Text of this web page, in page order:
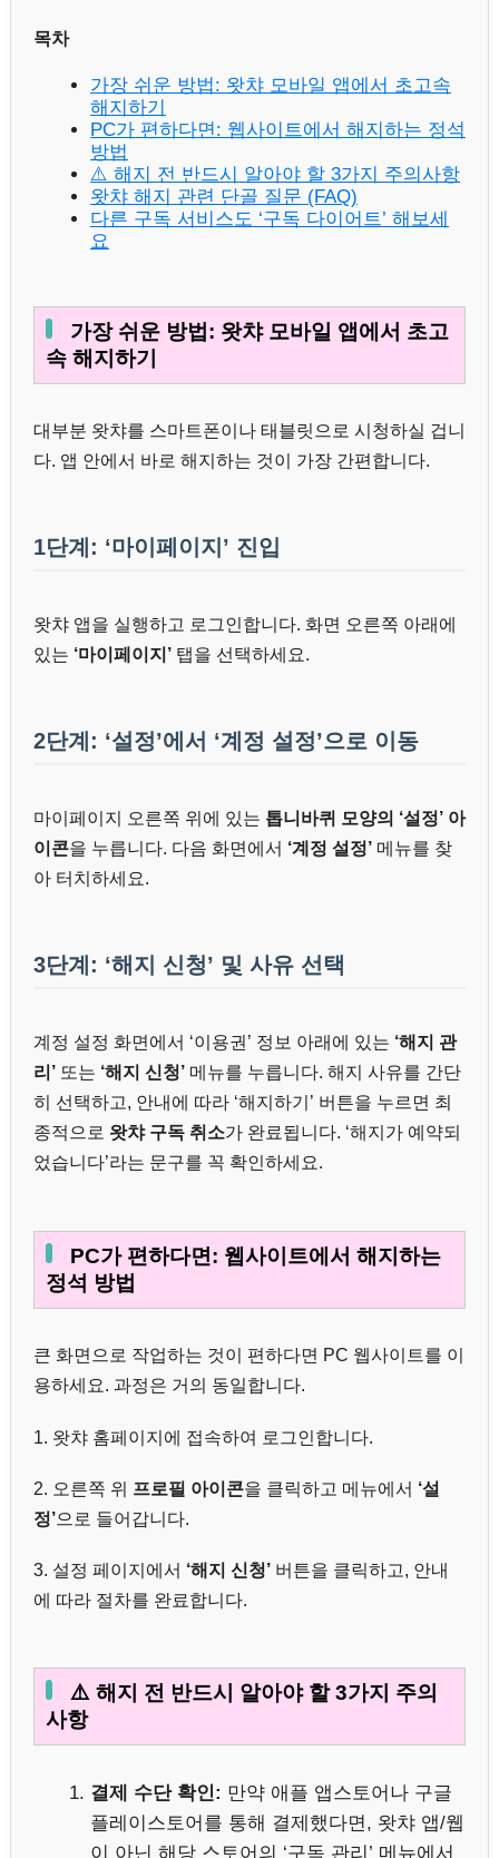
목차
가장 쉬운 방법: 왓챠 모바일 앱에서 초고속
해지하기
PC가 편하다면: 웹사이트에서 해지하는 정석
방법
⚠️ 해지 전 반드시 알아야 할 3가지 주의사항
왓챠 해지 관련 단골 질문 (FAQ)
다른 구독 서비스도 ‘구독 다이어트’ 해보세
요
가장 쉬운 방법: 왓챠 모바일 앱에서 초고
속 해지하기
대부분 왓챠를 스마트폰이나 태블릿으로 시청하실 겁니
다. 앱 안에서 바로 해지하는 것이 가장 간편합니다.
1단계: ‘마이페이지’ 진입
왓챠 앱을 실행하고 로그인합니다. 화면 오른쪽 아래에
있는 ‘마이페이지’ 탭을 선택하세요.
2단계: ‘설정’에서 ‘계정 설정’으로 이동
마이페이지 오른쪽 위에 있는 톱니바퀴 모양의 ‘설정’ 아
이콘을 누릅니다. 다음 화면에서 ‘계정 설정’ 메뉴를 찾
아 터치하세요.
3단계: ‘해지 신청’ 및 사유 선택
계정 설정 화면에서 ‘이용권’ 정보 아래에 있는 ‘해지 관
리’ 또는 ‘해지 신청’ 메뉴를 누릅니다. 해지 사유를 간단
히 선택하고, 안내에 따라 ‘해지하기’ 버튼을 누르면 최
종적으로 왓챠 구독 취소가 완료됩니다. ‘해지가 예약되
었습니다’라는 문구를 꼭 확인하세요.
PC가 편하다면: 웹사이트에서 해지하는
정석 방법
큰 화면으로 작업하는 것이 편하다면 PC 웹사이트를 이
용하세요. 과정은 거의 동일합니다.
1. 왓챠 홈페이지에 접속하여 로그인합니다.
2. 오른쪽 위 프로필 아이콘을 클릭하고 메뉴에서 ‘설
정’으로 들어갑니다.
3. 설정 페이지에서 ‘해지 신청’ 버튼을 클릭하고, 안내
에 따라 절차를 완료합니다.
⚠️ 해지 전 반드시 알아야 할 3가지 주의
사항
결제 수단 확인: 만약 애플 앱스토어나 구글
플레이스토어를 통해 결제했다면, 왓챠 앱/웹
이 아닌 해당 스토어의 ‘구독 관리’ 메뉴에서